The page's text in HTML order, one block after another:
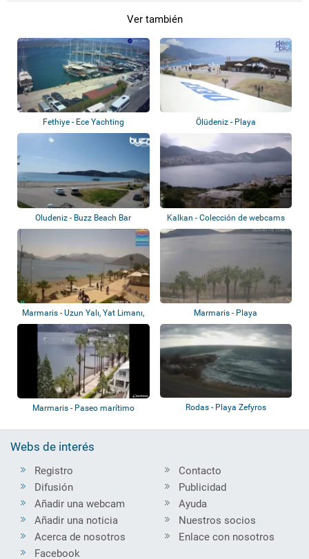
Ver también
Fethiye - Ece Yachting Ölüdeniz - Playa
Oludeniz - Buzz Beach Bar Kalkan - Colección de webcams
Marmaris - Uzun Yalı, Yat Limanı,
Atatür...
Marmaris - Playa
Marmaris - Paseo marítimo Rodas - Playa Zefyros
Webs de interés
Registro
Difusión
Añadir una webcam
Añadir una noticia
Acerca de nosotros
Contacto
Publicidad
Ayuda
Nuestros socios
Enlace con nosotros
Facebook